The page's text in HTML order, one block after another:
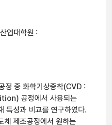
업대학원 :
정 중 화학기상증착(CVD :
공정에서 사용되는
특성과 비교를 연구하였다.
제조공정에서 원하는